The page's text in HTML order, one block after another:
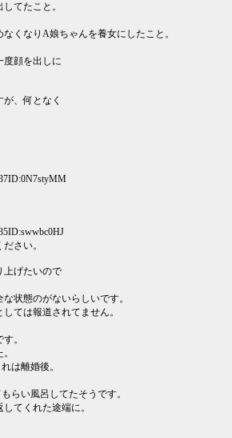
てたこと。
くなりA娘ちゃんを養女にしたこと。
度顔を出しに
、何となく
さい。
上げたいので
状態のがないらしいです。
ては報道されてません。
。
は離婚後。
らい風呂してたそうです。
てくれた途端に。